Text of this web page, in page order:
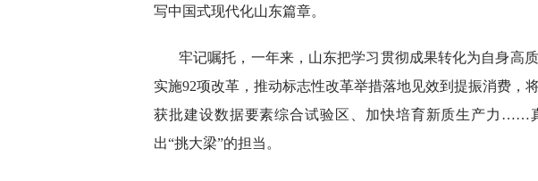
写中国式现代化山东篇章。
牢记嘱托，一年来，山东把学习贯彻成果转化为自身
实施92项改革，推动标志性改革举措落地见效到提振消费，
获批建设数据要素综合试验区、加快培育新质生产力……
出“挑大梁”的担当。